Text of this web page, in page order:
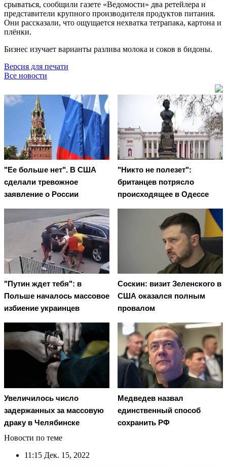
срываться, сообщили газете «Ведомости» два ретейлера и
представители крупного производителя продуктов питания.
Они рассказали, что ощущается нехватка тетрапака, картона и
плёнки.
Бизнес изучает варианты разлива молока и соков в бидоны.
Версия для печати
Все новости
"Ее больше нет". В США
сделали тревожное
заявление о России
"Никто не полезет":
британцев потрясло
происходящее в Одессе
"Путин ждет тебя": в
Польше началось массовое
избиение украинцев
Соскин: визит Зеленского в
США оказался полным
провалом
Увеличилось число
задержанных за массовую
драку в Челябинске
Медведев назвал
единственный способ
сохранить РФ
Новости по теме
11:15 Дек. 15, 2022